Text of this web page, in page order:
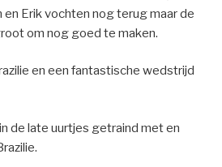
en Erik vochten nog terug maar de
om nog goed te maken.
en een fantastische wedstrijd
de late uurtjes getraind met en